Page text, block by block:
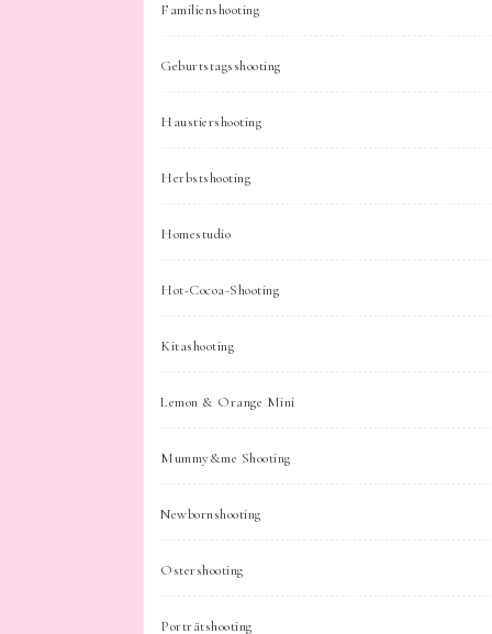
Familienshooting
Geburtstagsshooting
Haustiershooting
Herbstshooting
Homestudio
Hot-Cocoa-Shooting
Kitashooting
Lemon & Orange Mini
Mummy&me Shooting
Newbornshooting
Ostershooting
Porträtshooting